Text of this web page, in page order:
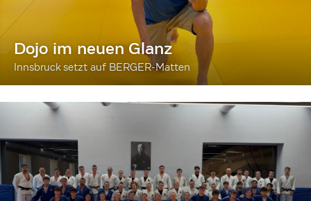
Dojo im neuen Glanz
Innsbruck setzt auf BERGER-Matten